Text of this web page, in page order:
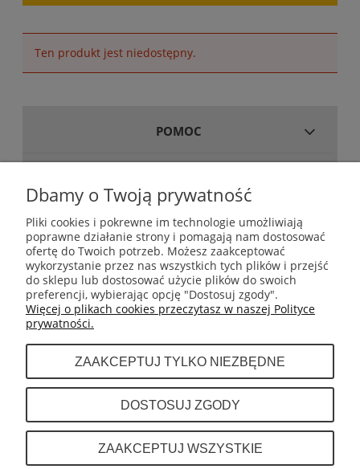
Ten produkt jest niedostępny.
POMOC
MOJE KONTO
GWARANCJA I ZWROTY
INFORMACJE
O NAS
Dystrybutor sprzętu do boksu tajskiego (muay
thai) takich marek jak Fairtex, Top King,
Twins, Cleto Reyes. Rival, Sting Sports
INFOLINIA: +48 601 443 189
Dbamy o Twoją prywatność
Pliki cookies i pokrewne im technologie umożliwiają
poprawne działanie strony i pomagają nam dostosować
ofertę do Twoich potrzeb. Możesz zaakceptować
wykorzystanie przez nas wszystkich tych plików i przejść
do sklepu lub dostosować użycie plików do swoich
preferencji, wybierając opcję "Dostosuj zgody".
Więcej o plikach cookies przeczytasz w naszej Polityce
prywatności.
ZAAKCEPTUJ TYLKO NIEZBĘDNE
DOSTOSUJ ZGODY
ZAAKCEPTUJ WSZYSTKIE